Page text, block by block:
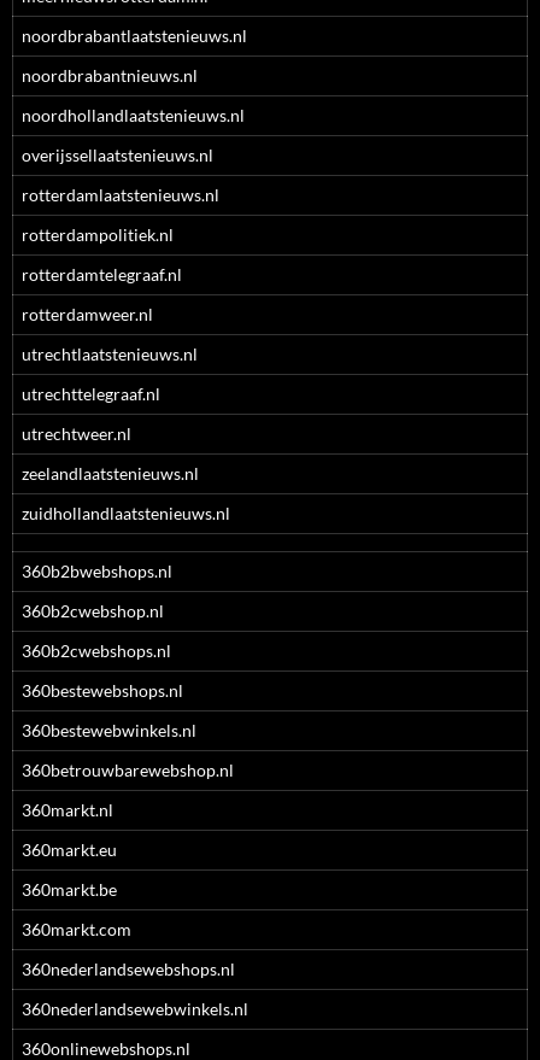
noordbrabantlaatstenieuws.nl
noordbrabantnieuws.nl
noordhollandlaatstenieuws.nl
overijssellaatstenieuws.nl
rotterdamlaatstenieuws.nl
rotterdampolitiek.nl
rotterdamtelegraaf.nl
rotterdamweer.nl
utrechtlaatstenieuws.nl
utrechttelegraaf.nl
utrechtweer.nl
zeelandlaatstenieuws.nl
zuidhollandlaatstenieuws.nl
360b2bwebshops.nl
360b2cwebshop.nl
360b2cwebshops.nl
360bestewebshops.nl
360bestewebwinkels.nl
360betrouwbarewebshop.nl
360markt.nl
360markt.eu
360markt.be
360markt.com
360nederlandsewebshops.nl
360nederlandsewebwinkels.nl
360onlinewebshops.nl